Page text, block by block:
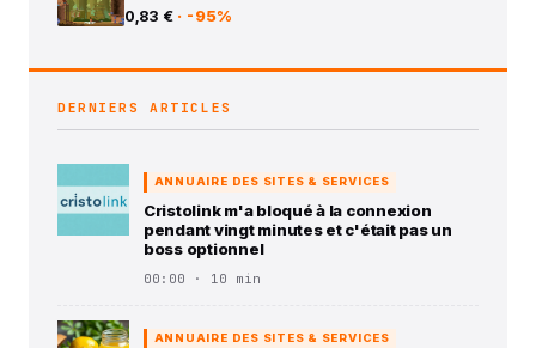
0,83 € · -95%
DERNIERS ARTICLES
ANNUAIRE DES SITES & SERVICES
Cristolink m'a bloqué à la connexion
pendant vingt minutes et c'était pas un
boss optionnel
00:00 · 10 min
ANNUAIRE DES SITES & SERVICES